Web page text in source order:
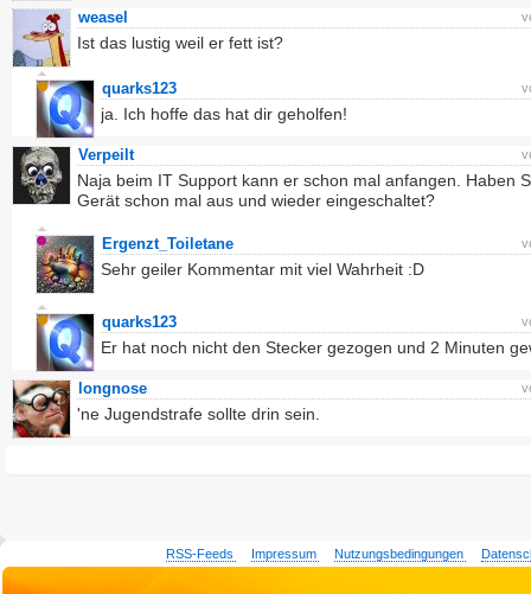
weasel
Ist das lustig weil er fett ist?
quarks123
ja. Ich hoffe das hat dir geholfen!
Verpeilt
Naja beim IT Support kann er schon mal anfangen. Haben
Gerät schon mal aus und wieder eingeschaltet?
Ergenzt_Toiletane
Sehr geiler Kommentar mit viel Wahrheit :D
quarks123
Er hat noch nicht den Stecker gezogen und 2 Minuten
longnose
'ne Jugendstrafe sollte drin sein.
RSS-Feeds Impressum Nutzungsbedingungen